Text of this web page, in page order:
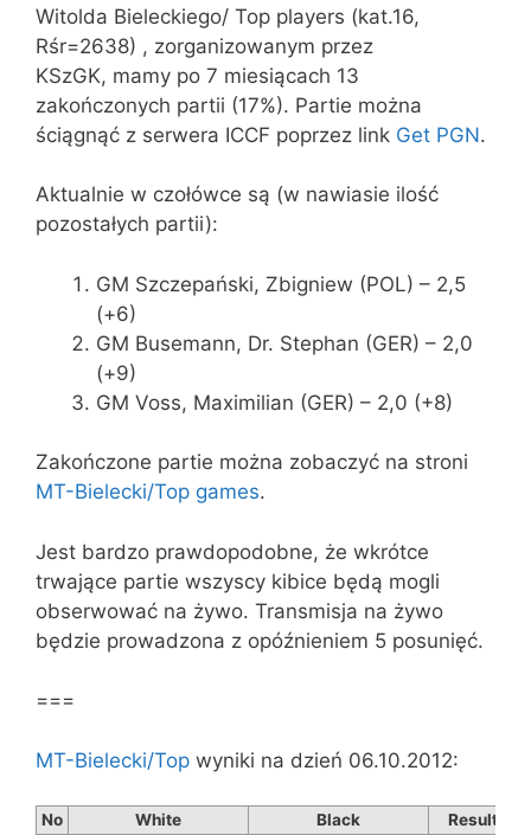
Witolda Bieleckiego/ Top players (kat.16,
Rśr=2638) , zorganizowanym przez
KSzGK, mamy po 7 miesiącach 13
zakończonych partii (17%). Partie można
ściągnąć z serwera ICCF poprzez link Get PGN.
Aktualnie w czołówce są (w nawiasie ilość
pozostałych partii):
GM Szczepański, Zbigniew (POL) – 2,5
(+6)
GM Busemann, Dr. Stephan (GER) – 2,0
(+9)
GM Voss, Maximilian (GER) – 2,0 (+8)
Zakończone partie można zobaczyć na stroni
MT-Bielecki/Top games.
Jest bardzo prawdopodobne, że wkrótce
trwające partie wszyscy kibice będą mogli
obserwować na żywo. Transmisja na żywo
będzie prowadzona z opóźnieniem 5 posunięć.
===
MT-Bielecki/Top wyniki na dzień 06.10.2012:
No White Black Result